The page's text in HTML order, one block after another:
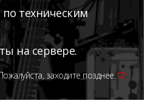
по техническим
на сервере.
заходите позднее.